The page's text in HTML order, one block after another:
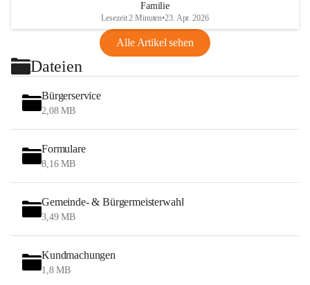
Familie
Lesezeit 2 Minuten•23. Apr. 2026
Alle Artikel sehen
Dateien
Bürgerservice
2,08 MB
Formulare
8,16 MB
Gemeinde- & Bürgermeisterwahl
3,49 MB
Kundmachungen
1,8 MB